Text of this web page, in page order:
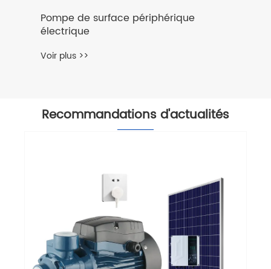
Pompe de surface périphérique
électrique
Voir plus >>
Recommandations d'actualités